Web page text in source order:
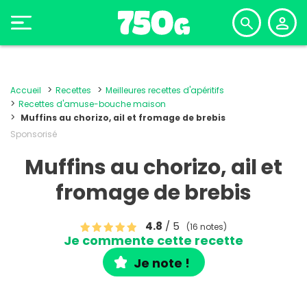
Accueil Recettes
Meilleures recettes d'apéritifs
Recettes d'amuse-bouche maison
Muffins au chorizo, ail et fromage de brebis
Sponsorisé
Muffins au chorizo, ail et
fromage de brebis
4.8 / 5 (16 notes)
Je commente cette recette
Je note !